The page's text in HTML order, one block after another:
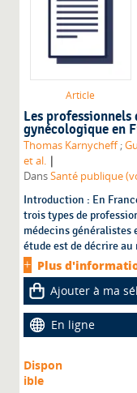
Article
Les
gynécologique en
Thomas Karnycheff ;
et al. |
DansSanté publique
Introduction : En
trois types de
médecins généralistes
étude est de décrire
Plus
Ajouter à ma
En ligne
Dispon
ible